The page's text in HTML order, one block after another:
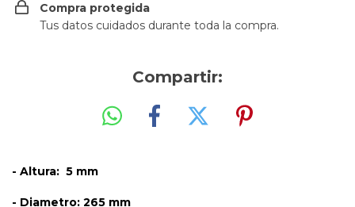
Compra protegida
Tus datos cuidados durante toda la compra.
Compartir:
- Altura: 5 mm
- Diametro: 265 mm